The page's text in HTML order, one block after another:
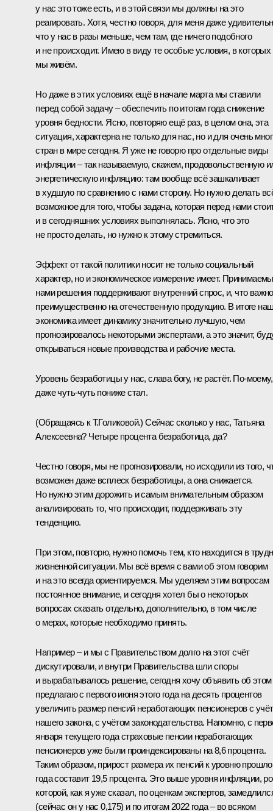
у нас это тоже есть, и в этой связи мы должны на это
реагировать. Хотя, честно говоря, для меня даже
что у нас в разы меньше, чем там, где ничего подобного
и не происходит. Имею в виду те особые условия, в которых
мы живём.
Но даже в этих условиях ещё в начале марта мы ставили
перед собой задачу – обеспечить по итогам года снижение
уровня бедности. Ясно, повторяю ещё раз, в целом она, эта
ситуация, характерна не только для нас, но и для очень
стран в мире сегодня. Я уже не говорю про отдельные виды
инфляции – так называемую, скажем, продовольственную
энергетическую инфляцию: там вообще всё зашкаливает
в худшую по сравнению с нами сторону. Но нужно делать
возможное для того, чтобы задача, которая перед нами
и в сегодняшних условиях выполнялась. Ясно, что это
не просто делать, но нужно к этому стремиться.
Эффект от такой политики носит не только социальный
характер, но и экономическое измерение имеет.
нами решения поддерживают внутренний спрос, и, что
преимущественно на отечественную продукцию. В итоге
экономика имеет динамику значительно лучшую, чем
прогнозировалось некоторыми экспертами, а это значит,
открываться новые производства и рабочие места.
Уровень безработицы у нас, слава богу, не растёт. По-моему,
даже чуть-чуть пониже стал.
(Обращаясь к Т.Голиковой.) Сейчас сколько у нас, Татьяна
Алексеевна? Четыре процента безработица, да?
Честно говоря, мы не прогнозировали, но исходили из того,
возможен даже всплеск безработицы, а она снижается.
Но нужно этим дорожить и самым внимательным образом
анализировать то, что происходит, поддерживать эту
тенденцию.
При этом, повторю, нужно помочь тем, кто находится в
жизненной ситуации. Мы всё время с вами об этом говорим
и на это всегда ориентируемся. Мы уделяем этим вопросам
постоянное внимание, и сегодня хотел бы о некоторых
вопросах сказать отдельно, дополнительно, в том числе
о мерах, которые необходимо принять.
Например – и мы с Правительством долго на этот счёт
дискутировали, и внутри Правительства шли споры
и вырабатывалось решение, сегодня хочу объявить об этом
предлагаю с первого июня этого года на десять процентов
увеличить размер пенсий неработающих пенсионеров с
нашего закона, с учётом законодательства. Напомню, с
января текущего года страховые пенсии неработающих
пенсионеров уже были проиндексированы на 8,6 процента.
Таким образом, прирост размера их пенсий к уровню
года составит 19,5 процента. Это выше уровня инфляции,
которой, как я уже сказал, по оценкам экспертов,
(сейчас он у нас 0,175) и по итогам 2022 года – во всяком